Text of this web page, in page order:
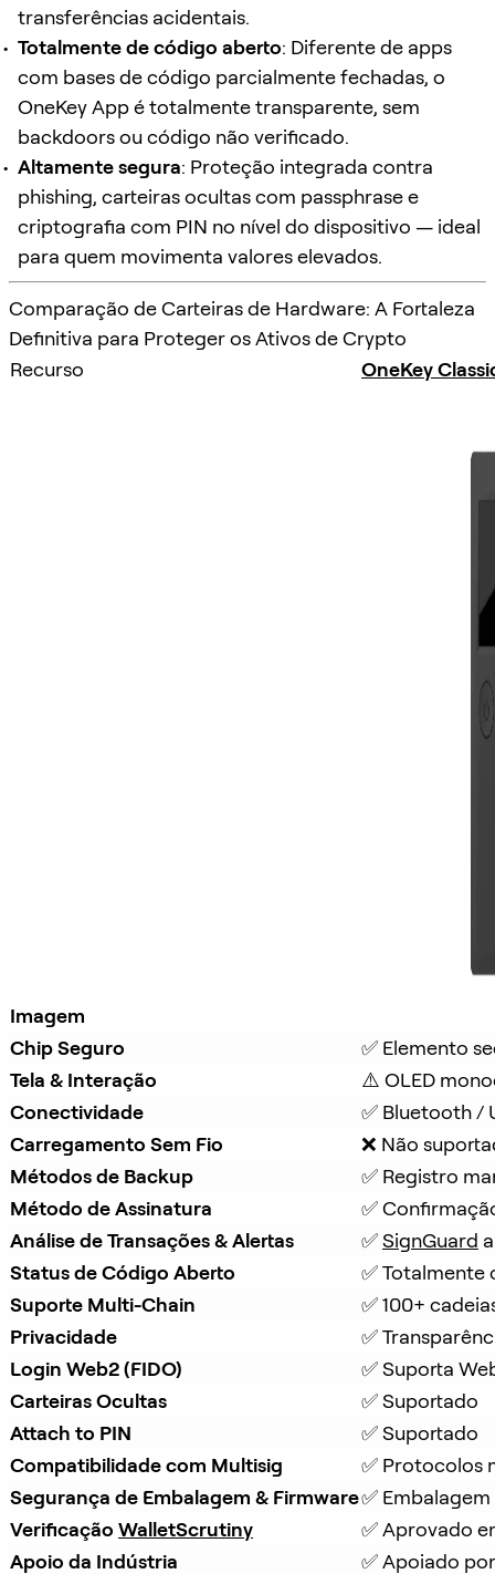
transferências acidentais.
Totalmente de código aberto: Diferente de apps
com bases de código parcialmente fechadas, o
OneKey App é totalmente transparente, sem
backdoors ou código não verificado.
Altamente segura: Proteção integrada contra
phishing, carteiras ocultas com passphrase e
criptografia com PIN no nível do dispositivo — ideal
para quem movimenta valores elevados.
Comparação de Carteiras de Hardware: A Fortaleza
Definitiva para Proteger os Ativos de Crypto
Recurso
OneKey
Imagem
Chip Seguro
✅ Elemento
Tela & Interação
⚠️ OLED
Conectividade
✅ Bluetooth /
Carregamento Sem Fio
❌ Não
Métodos de Backup
✅ Registro
Método de Assinatura
✅
Análise de Transações & Alertas
✅ SignGuard
Status de Código Aberto
✅ Totalmente
Suporte Multi-Chain
✅ 100+
Privacidade
✅
Login Web2 (FIDO)
✅ Suporta
Carteiras Ocultas
✅ Suportado
Attach to PIN
✅ Suportado
Compatibilidade com Multisig
✅ Protocolos
Segurança de Embalagem & Firmware✅
Verificação WalletScrutiny
✅ Aprovado
Apoio da Indústria
✅ Apoiado